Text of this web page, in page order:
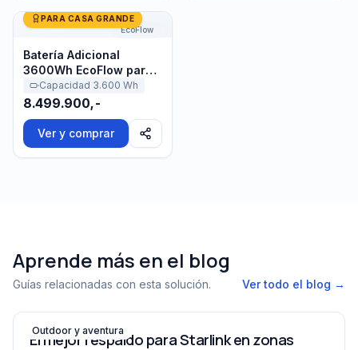
Batería Adicional 3600Wh EcoFlow para DELTA Pro
EcoFlow
PARA CASA GRANDE
Batería Adicional
3600Wh EcoFlow para
DELTA Pro
Capacidad 3.600 Wh
8.499.900,-
Ver y comprar
Aprende más en el blog
Guías relacionadas con esta solución. Ver todo el blog →
El mejor respaldo para Starlink en zonas rurales de
Outdoor y aventura
El mejor respaldo para Starlink en zonas